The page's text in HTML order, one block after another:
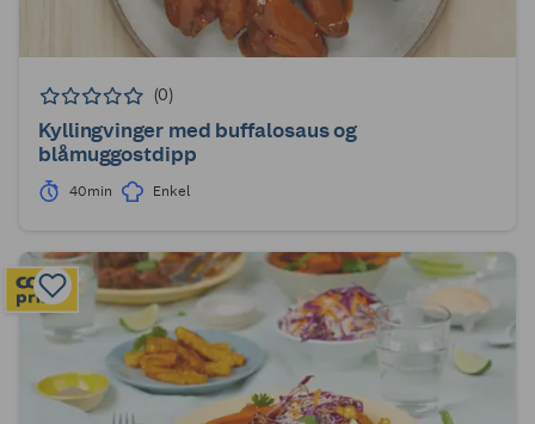
(0)
Kyllingvinger med buffalosaus og
blåmuggostdipp
40min Enkel